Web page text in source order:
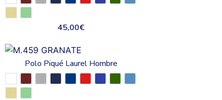
45,00€
Polo Piqué Laurel Hombre